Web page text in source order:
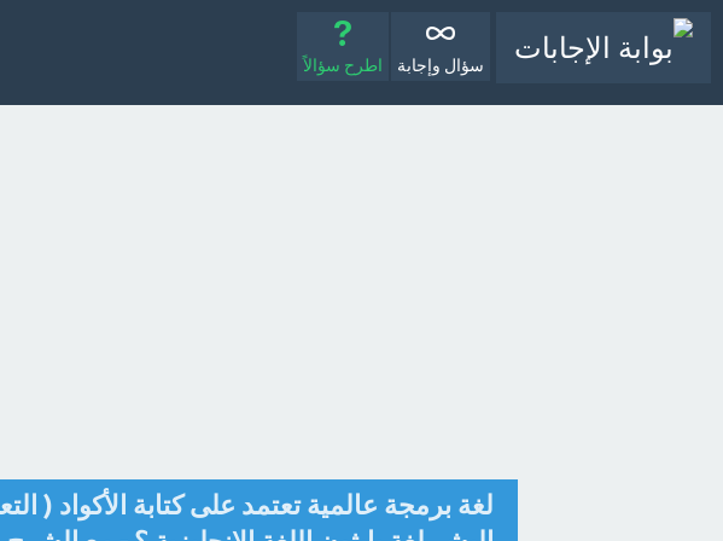
سؤال وإجابة اطرح سؤالاً